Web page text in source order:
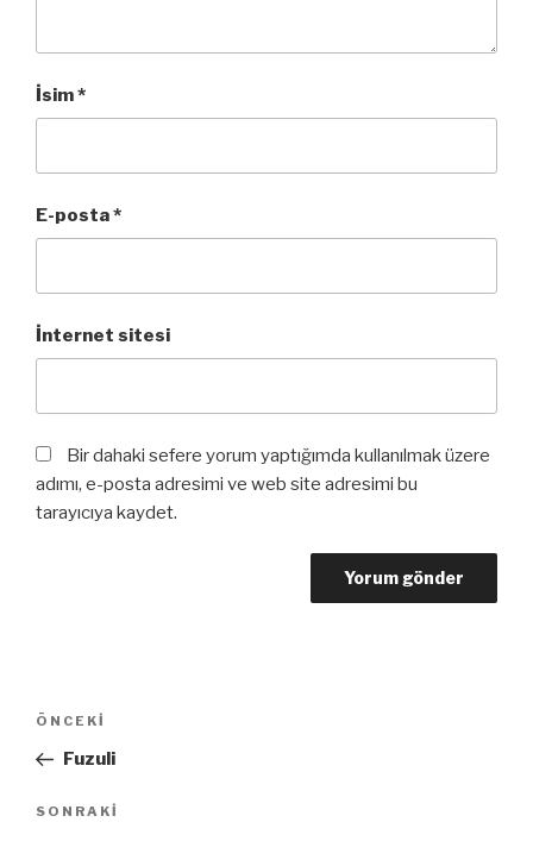
İsim*
E-posta*
İnternet sitesi
Bir dahaki sefere yorum yaptığımda kullanılmak üzere
adımı, e-posta adresimi ve web site adresimi bu
tarayıcıya kaydet.
Yazı
Önceki
Yazı
ÖNCEKI
Fuzuli
Sonraki
SONRAKI